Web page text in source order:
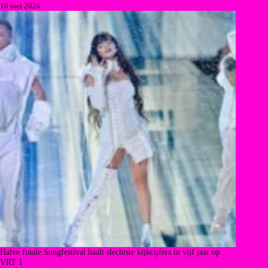
16 mei 2026
Halve finale Songfestival haalt slechtste kijkcijfers in vijf jaar op
VRT 1